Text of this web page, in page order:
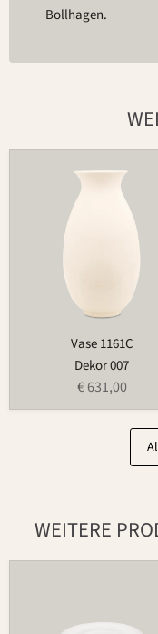
Bollhagen.
Vase 1161C
Dekor 007
€ 631,00
WEITERE